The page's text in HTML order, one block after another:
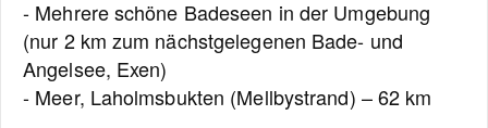
- Mehrere schöne Badeseen in der Umgebung
(nur 2 km zum nächstgelegenen Bade- und
Angelsee, Exen)
- Meer, Laholmsbukten (Mellbystrand) – 62 km